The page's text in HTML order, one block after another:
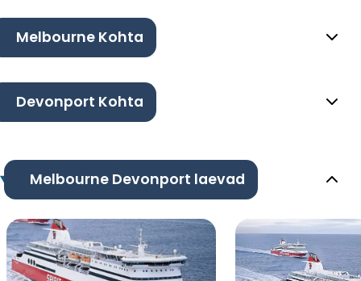
Melbourne Kohta
Devonport Kohta
Melbourne Devonport laevad